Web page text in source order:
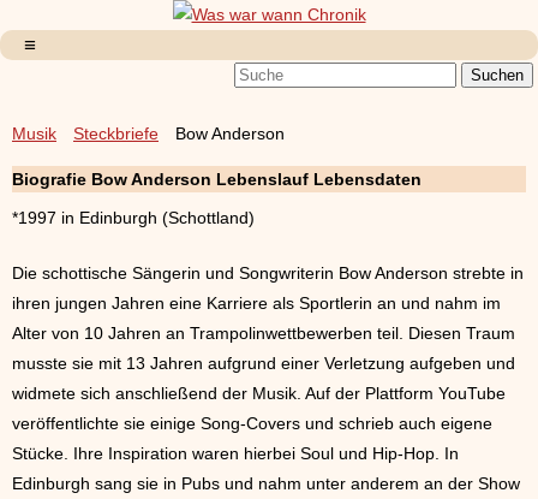
Musik Steckbriefe Bow Anderson
Biografie Bow Anderson Lebenslauf Lebensdaten
*1997 in Edinburgh (Schottland)
Die schottische Sängerin und Songwriterin Bow Anderson strebte in
ihren jungen Jahren eine Karriere als Sportlerin an und nahm im
Alter von 10 Jahren an Trampolinwettbewerben teil. Diesen Traum
musste sie mit 13 Jahren aufgrund einer Verletzung aufgeben und
widmete sich anschließend der Musik. Auf der Plattform YouTube
veröffentlichte sie einige Song-Covers und schrieb auch eigene
Stücke. Ihre Inspiration waren hierbei Soul und Hip-Hop. In
Edinburgh sang sie in Pubs und nahm unter anderem an der Show